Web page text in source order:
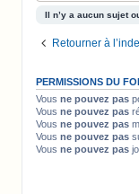
Il n’y a aucun sujet
Retourner à
PERMISSIONS DU
Vousne pouvez pas
Vousne pouvez pas
Vousne pouvez pas
Vousne pouvez pas
Vousne pouvez pas